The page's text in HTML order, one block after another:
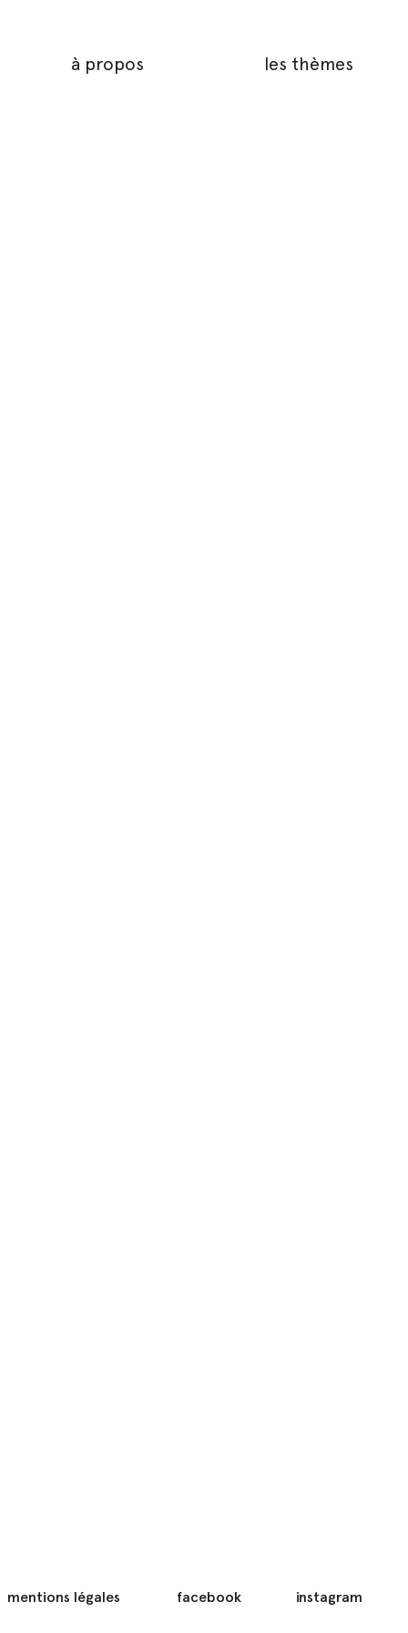
à propos les thèmes
mentions légales facebook instagram